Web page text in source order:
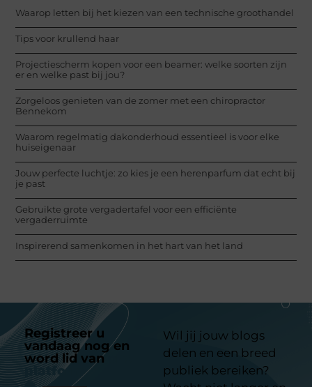
Waarop letten bij het kiezen van een technische groothandel
Tips voor krullend haar
Projectiescherm kopen voor een beamer: welke soorten zijn
er en welke past bij jou?
Zorgeloos genieten van de zomer met een chiropractor
Bennekom
Waarom regelmatig dakonderhoud essentieel is voor elke
huiseigenaar
Jouw perfecte luchtje: zo kies je een herenparfum dat echt bij
je past
Gebruikte grote vergadertafel voor een efficiënte
vergaderruimte
Inspirerend samenkomen in het hart van het land
Registreer u
vandaag nog en
word lid van
platform
Wil jij jouw blogs
delen en een breed
publiek bereiken?